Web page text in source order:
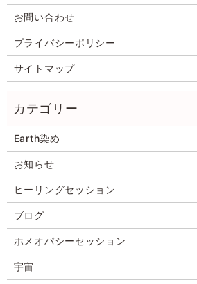
お問い合わせ
プライバシーポリシー
サイトマップ
Earth染め
お知らせ
ヒーリングセッション
ブログ
ホメオパシーセッション
宇宙